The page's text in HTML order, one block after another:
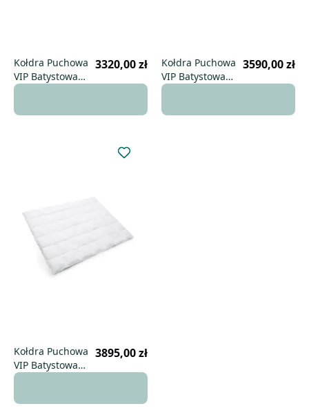
Kołdra Puchowa
VIP Batystowa
220x240 zimowa
3320,00 zł
Kołdra Puchowa
VIP Batystowa
220x260 zimowa
3590,00 zł
Kołdra Puchowa
VIP Batystowa
240x260 zimowa
3895,00 zł